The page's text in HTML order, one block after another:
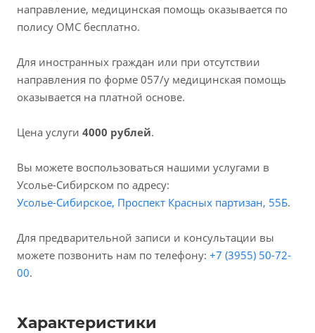
направление, медицинская помощь оказывается по
полису ОМС бесплатно.
Для иностранных граждан или при отсутствии
направления по форме 057/у медицинская помощь
оказывается на платной основе.
Цена услуги 4000 рублей.
Вы можете воспользоваться нашими услугами в
Усолье-Сибирском по адресу:
Усолье-Сибирское, Проспект Красных партизан, 55Б.
Для предварительной записи и консультации вы
можете позвонить нам по телефону: +7 (3955) 50-72-
00.
Характеристики